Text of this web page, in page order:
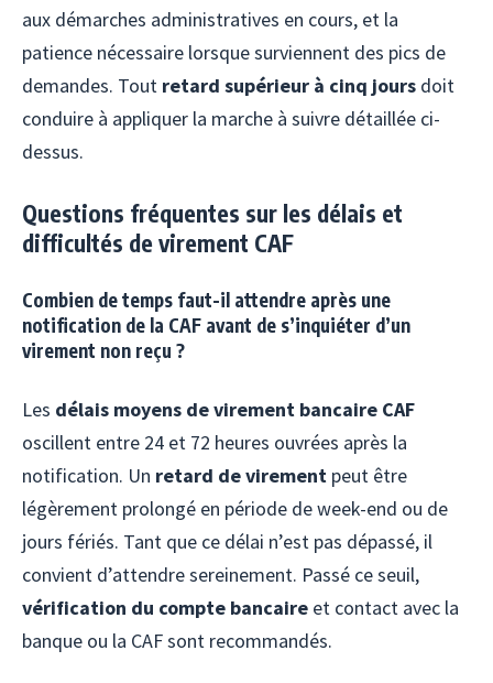
aux démarches administratives en cours, et la
patience nécessaire lorsque surviennent des pics de
demandes. Tout retard supérieur à cinq jours doit
conduire à appliquer la marche à suivre détaillée ci-
dessus.
Questions fréquentes sur les délais et
difficultés de virement CAF
Combien de temps faut-il attendre après une
notification de la CAF avant de s’inquiéter d’un
virement non reçu ?
Les délais moyens de virement bancaire CAF
oscillent entre 24 et 72 heures ouvrées après la
notification. Un retard de virement peut être
légèrement prolongé en période de week-end ou de
jours fériés. Tant que ce délai n’est pas dépassé, il
convient d’attendre sereinement. Passé ce seuil,
vérification du compte bancaire et contact avec la
banque ou la CAF sont recommandés.